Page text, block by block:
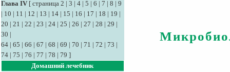
Глава IV [ страница 2 | 3 | 4 | 5 | 6 | 7 | 8 | 9
| 10 | 11 | 12 | 13 | 14 | 15 | 16 | 17 | 18 | 19 |
20 | 21 | 22 | 23 | 24 | 25 | 26 | 27 | 28 | 29 |
30 |
64 | 65 | 66 | 67 | 68 | 69 | 70 | 71 | 72 | 73 |
74 | 75 | 76 | 77 | 78 | 79 ]
Домашний лечебник